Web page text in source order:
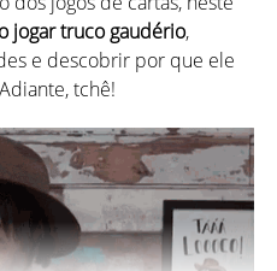
que marcaram gerações
são os jogos tradicionais
dúvida.
origem em outros
tempo foram adaptados
e regras 100%
jogar truco gaudério,
e descobrir por que ele
tchê!